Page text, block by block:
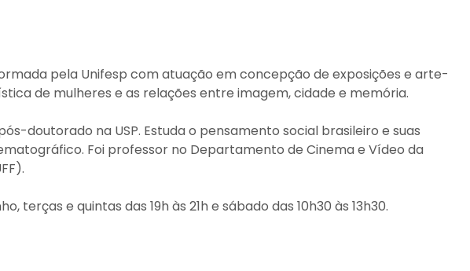
pela Unifesp com atuação em concepção de exposições e arte-
de mulheres e as relações entre imagem, cidade e memória.
doutorado na USP. Estuda o pensamento social brasileiro e suas
Foi professor no Departamento de Cinema e Vídeo da
terças e quintas das 19h às 21h e sábado das 10h30 às 13h30.